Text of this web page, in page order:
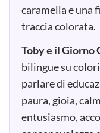
caramella e una
traccia colorata.
Toby e il Giorno
bilingue su
parlare di
paura, gioia,
entusiasmo,